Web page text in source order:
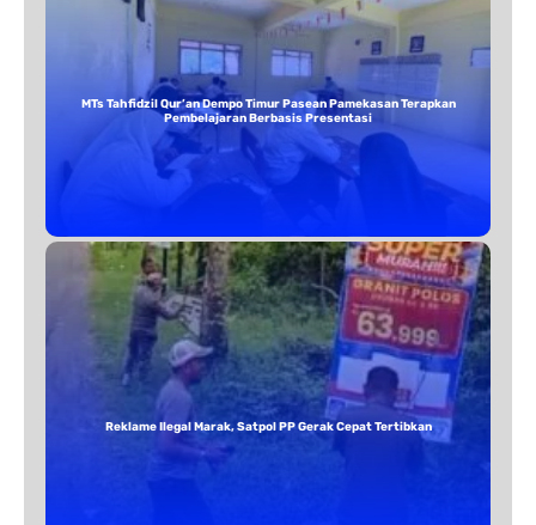
MTs Tahfidzil Qur’an Dempo Timur Pasean Pamekasan Terapkan
Pembelajaran Berbasis Presentasi
Reklame Ilegal Marak, Satpol PP Gerak Cepat Tertibkan